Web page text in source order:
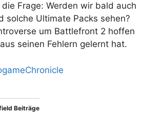
Frage: Werden wir bald auch
solche Ultimate Packs sehen?
um Battlefront 2 hoffen
seinen Fehlern gelernt hat.
Beiträge